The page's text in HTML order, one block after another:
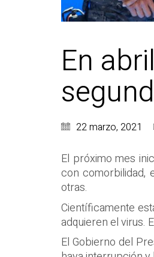
En
22 marzo, 2021
El próximo mes
con comorbilidad,
otras.
Científicamente
adquieren el virus.
El Gobierno del